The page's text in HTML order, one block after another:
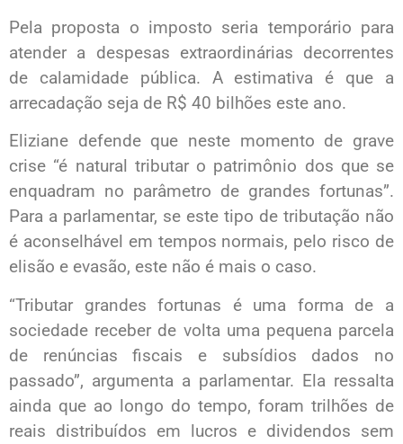
Pela proposta o imposto seria temporário para
atender a despesas extraordinárias decorrentes
de calamidade pública. A estimativa é que a
arrecadação seja de R$ 40 bilhões este ano.
Eliziane defende que neste momento de grave
crise “é natural tributar o patrimônio dos que se
enquadram no parâmetro de grandes fortunas”.
Para a parlamentar, se este tipo de tributação não
é aconselhável em tempos normais, pelo risco de
elisão e evasão, este não é mais o caso.
“Tributar grandes fortunas é uma forma de a
sociedade receber de volta uma pequena parcela
de renúncias fiscais e subsídios dados no
passado”, argumenta a parlamentar. Ela ressalta
ainda que ao longo do tempo, foram trilhões de
reais distribuídos em lucros e dividendos sem